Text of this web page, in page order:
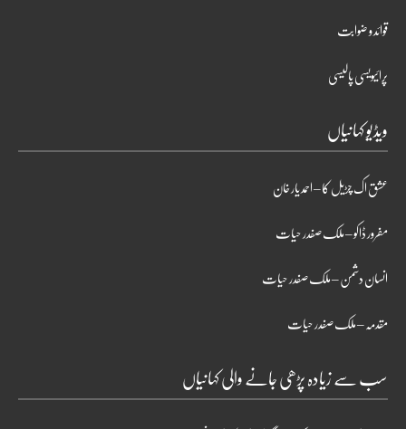
قوائد و ضوابت
پرائیویسی پالیسی
ویڈیو کہانیاں
عشق اک چڑیل کا – احمد یار خان
مفرور ڈاکو – ملک صفدر حیات
انسان دشمن – ملک صفدر حیات
مقدمہ – ملک صفدر حیات
سب سے زیادہ پڑھی جانے والی کہانیاں